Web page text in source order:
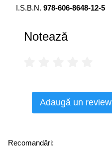
I.S.B.N. 978-606-8648-12-5
Notează
Adaugă un review
Recomandări: